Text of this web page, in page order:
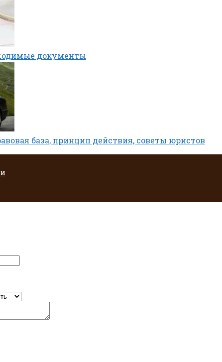
документы
база, принцип действия, советы юристов